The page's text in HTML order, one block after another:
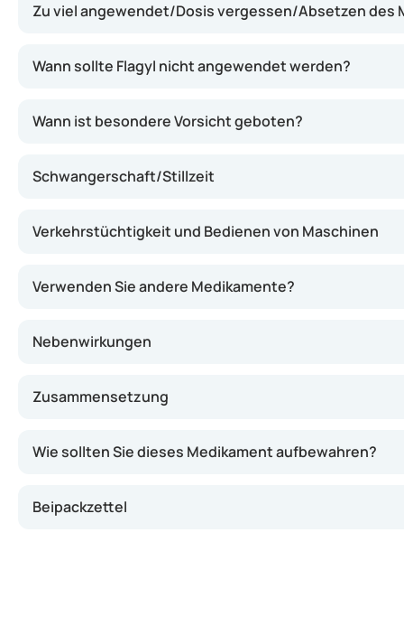
Zu viel angewendet/Dosis vergessen/Absetzen des
Wann sollte Flagyl nicht angewendet werden?
Wann ist besondere Vorsicht geboten?
Schwangerschaft/Stillzeit
Verkehrstüchtigkeit und Bedienen von Maschinen
Verwenden Sie andere Medikamente?
Nebenwirkungen
Zusammensetzung
Wie sollten Sie dieses Medikament aufbewahren?
Beipackzettel